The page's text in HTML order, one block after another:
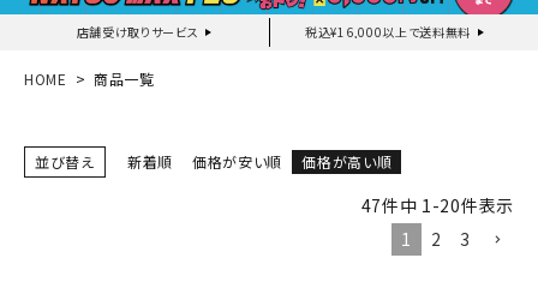
店舗受け取りサービス 税込¥16,000以上で送料無料
新規会員登録｜ログイン
ご利用ガイド
HOME 商品一覧
並び替え 新着順 価格が安い順 価格が高い順
47件中 1-20件表示
1
2 3